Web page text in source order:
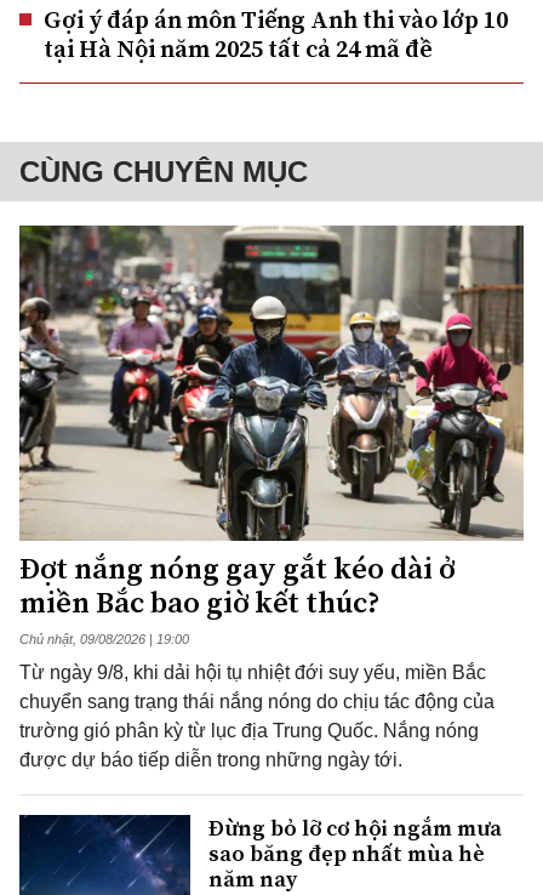
Gợi ý đáp án môn Tiếng Anh thi vào lớp 10
tại Hà Nội năm 2025 tất cả 24 mã đề
CÙNG CHUYÊN MỤC
Đợt nắng nóng gay gắt kéo dài ở
miền Bắc bao giờ kết thúc?
Chủ nhật, 09/08/2026 | 19:00
Từ ngày 9/8, khi dải hội tụ nhiệt đới suy yếu, miền Bắc
chuyển sang trạng thái nắng nóng do chịu tác động của
trường gió phân kỳ từ lục địa Trung Quốc. Nắng nóng
được dự báo tiếp diễn trong những ngày tới.
Đừng bỏ lỡ cơ hội ngắm mưa
sao băng đẹp nhất mùa hè
năm nay